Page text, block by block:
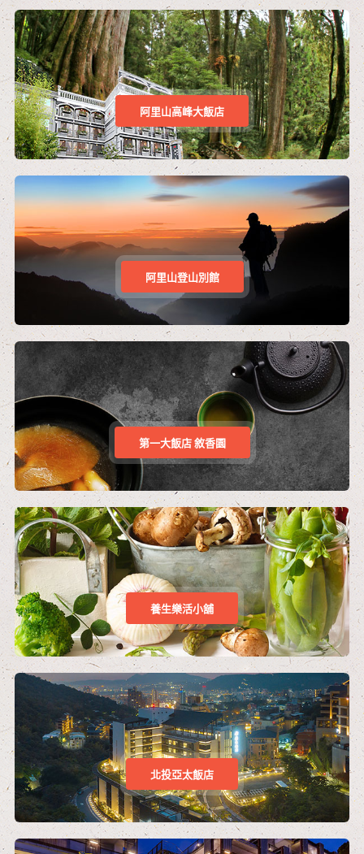
阿里山高峰大飯店
阿里山登山別館
第一大飯店 敘香園
養生樂活小舖
北投亞太飯店